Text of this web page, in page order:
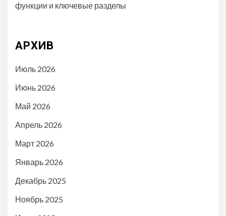
функции и ключевые разделы
АРХИВ
Июль 2026
Июнь 2026
Май 2026
Апрель 2026
Март 2026
Январь 2026
Декабрь 2025
Ноябрь 2025